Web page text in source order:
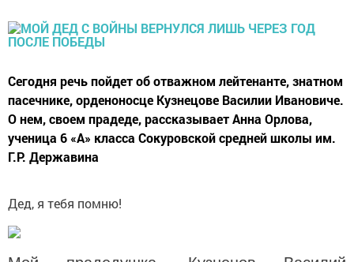
Сегодня речь пойдет об отважном лейтенанте, знатном
пасечнике, орденоносце Кузнецове Василии Ивановиче.
О нем, своем прадеде, рассказывает Анна Орлова,
ученица 6 «А» класса Сокуровской средней школы им.
Г.Р. Державина
Дед, я тебя помню!